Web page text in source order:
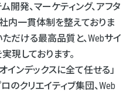
開発、マーケティング、アフタ
内一貫体制を整えておりま
だける最高品質と、Webサイ
現しております。
インデックスに全て任せる」
のクリエイティブ集団、Web